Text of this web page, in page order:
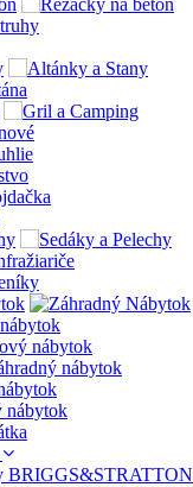
nábytok
nábytok
nábytok
BRIGGS&STRATTON